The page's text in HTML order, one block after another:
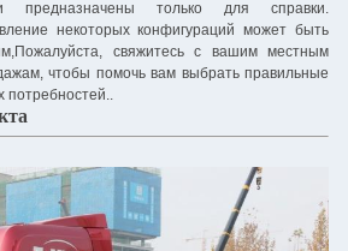
предназначены только для справки.
некоторых конфигураций может быть
свяжитесь с вашим местным
чтобы помочь вам выбрать правильные
потребностей..